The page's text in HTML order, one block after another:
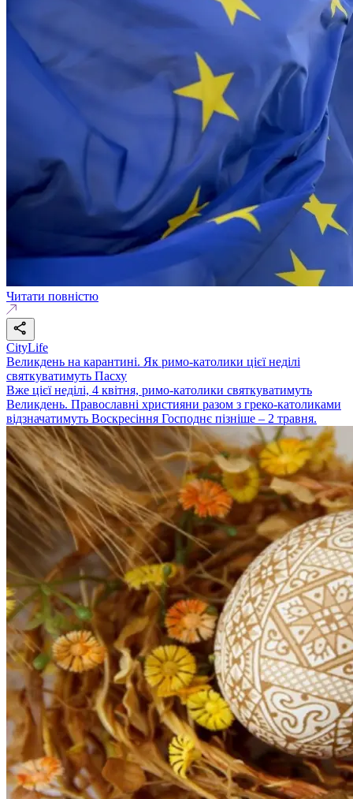
Читати повністю
CityLife
Великдень на карантині. Як римо-католики цієї неділі
святкуватимуть Пасху
Вже цієї неділі, 4 квітня, римо-католики святкуватимуть
Великдень. Православні християни разом з греко-католиками
відзначатимуть Воскресіння Господнє пізніше – 2 травня.